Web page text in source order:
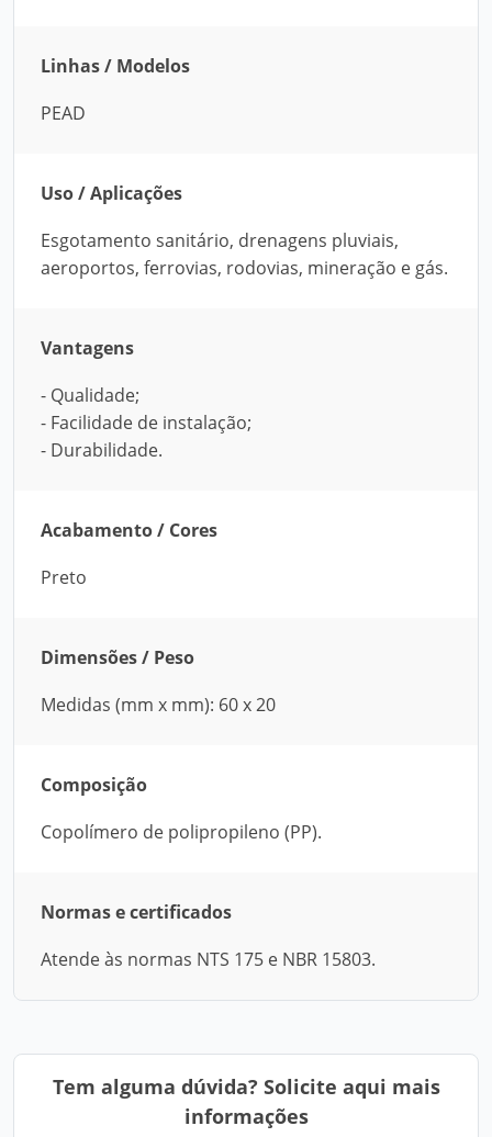
Linhas / Modelos
PEAD
Uso / Aplicações
Esgotamento sanitário, drenagens pluviais,
aeroportos, ferrovias, rodovias, mineração e gás.
Vantagens
- Qualidade;
- Facilidade de instalação;
- Durabilidade.
Acabamento / Cores
Preto
Dimensões / Peso
Medidas (mm x mm): 60 x 20
Composição
Copolímero de polipropileno (PP).
Normas e certificados
Atende às normas NTS 175 e NBR 15803.
Tem alguma dúvida? Solicite aqui mais
informações